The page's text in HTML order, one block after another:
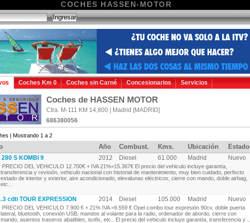
COCHES HASSEN-MOTOR
Coches Km 0 Coches sin Carné Concesionarios Servicios
Coches de HASSEN MOTOR
Ctra. M-111 KM 14,800 | Madrid [MADRID]
686380056
| Mostrando 1 a 2
Año Combust. Kms. Ubicación Estado
280 S KOMBI 9 2012 Diesel 61.000 Madrid Nuevo
PRECIO DEL VEHICULO 12.700€ + IVA 21%=15.367€ El precio del vehiculo incluye garantía,
transferencia y revisión, vehiculo nacional con historial de mantenimiento, muy bien cuidado, perfecto
estado de interior y exterior, aire acondicionado, elevalunas eléctricos, cierre con mando, doble airbag,
etc...
cdti TOUR EXPRESSION 2014 Diesel 105.000 Madrid Nuevo
PRECIO DEL VEHICULO 7.900 € + 21% IVA =9.559 € Opel combo tour expresión 90cv, doble puerta
lateral, bluetooth, conexión USB, mandos al volante para la radio, ordenador de abordo, cierre con
mando, asientos traseros abatibles, isofix, etc.. El precio del vehiculo incluye garantía, transferencia y ...